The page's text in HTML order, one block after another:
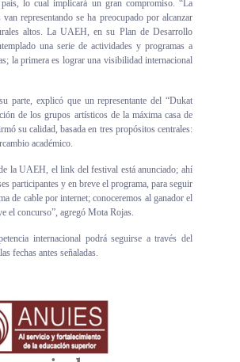
lo cual implicará un gran compromiso. “La
representando se ha preocupado por alcanzar
altos. La UAEH, en su Plan de Desarrollo
una serie de actividades y programas a
la primera es lograr una visibilidad internacional
parte, explicó que un representante del “Dukat
de los grupos artísticos de la máxima casa de
su calidad, basada en tres propósitos centrales:
académico.
la UAEH, el link del festival está anunciado; ahí
participantes y en breve el programa, para seguir
de cable por internet; conoceremos al ganador el
el concurso”, agregó Mota Rojas.
internacional podrá seguirse a través del
fechas antes señaladas.